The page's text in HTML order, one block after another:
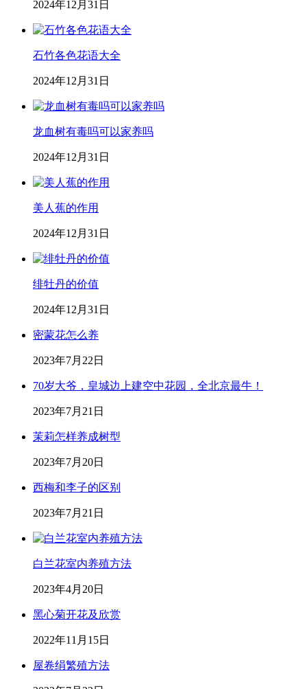
2024年12月31日
石竹各色花语大全
2024年12月31日
龙血树有毒吗可以家养吗
2024年12月31日
美人蕉的作用
2024年12月31日
绯牡丹的价值
2024年12月31日
密蒙花怎么养
2023年7月22日
70岁大爷，皇城边上建空中花园，全北京最牛！
2023年7月21日
茉莉怎样养成树型
2023年7月20日
西梅和李子的区别
2023年7月21日
白兰花室内养殖方法
2023年4月20日
黑心菊开花及欣赏
2022年11月15日
屋卷绢繁殖方法